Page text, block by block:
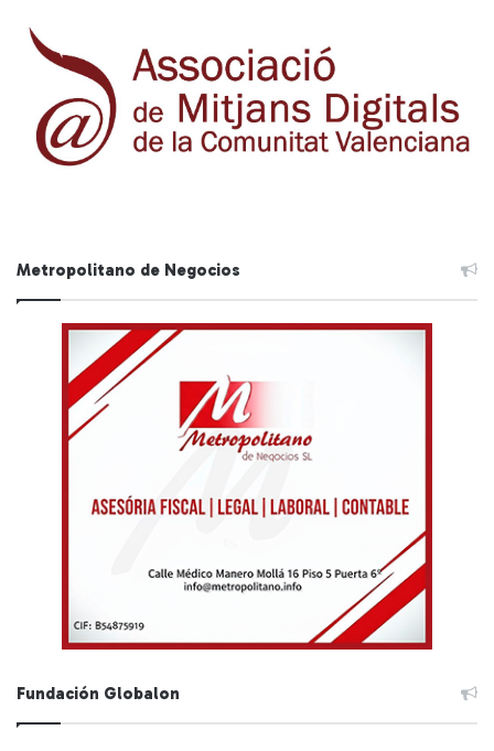
Metropolitano de Negocios
Fundación Globalon